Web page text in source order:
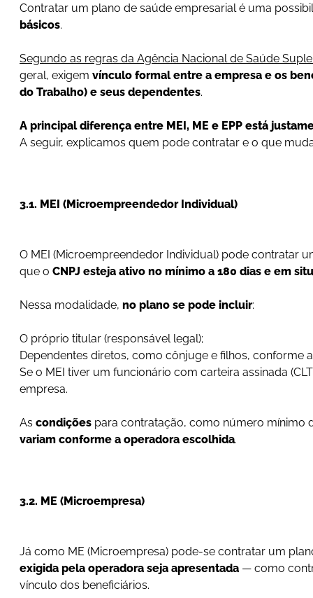
Contratar um plano de saúde empresarial é uma
básicos.
Segundo as regras da Agência Nacional de Saúde
geral, exigem vínculo formal entre a empresa e os
do Trabalho) e seus dependentes.
A principal diferença entre MEI, ME e EPP está
A seguir, explicamos quem pode contratar e o que
3.1. MEI (Microempreendedor Individual)
O MEI (Microempreendedor Individual) pode contratar
que o CNPJ esteja ativo no mínimo a 180 dias e em
Nessa modalidade, no plano se pode incluir:
O próprio titular (responsável legal);
Dependentes diretos, como cônjuge e filhos, conforme
Se o MEI tiver um funcionário com carteira assinada
empresa.
As condições para contratação, como número mínimo
variam conforme a operadora escolhida.
3.2. ME (Microempresa)
Já como ME (Microempresa) pode-se contratar um
exigida pela operadora seja apresentada — como
vínculo dos beneficiários.